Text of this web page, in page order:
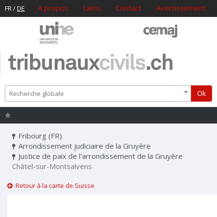
FR/DE A propos Liens Contact Avertissement
tribunauxcivils.ch
Recherche globale Ok
Fribourg (FR)
Arrondissement judiciaire de la Gruyère
Justice de paix de l'arrondissement de la Gruyère
Châtel-sur-Montsalvens
Retour à la carte de Suisse